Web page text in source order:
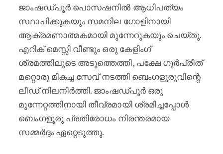
ജാംഷഡ്പൂർ പൊസഷനിൽ ആധിപത്യം
സ്ഥാപിക്കുകയും സമനില ഗോളിനായി
ആക്രമണാത്മകമായി മുന്നേറുകയും ചെയ്തു.
എറിക് മെസ്സി വീണ്ടും ഒരു കേളിംഗ്
ശ്രമത്തിലൂടെ അടുത്തെത്തി, പക്ഷേ ഗുർപ്രീത്
മറ്റൊരു മികച്ച സേവ് നടത്തി ബെംഗളൂരുവിന്റെ
ലീഡ് നിലനിർത്തി. ജാംഷഡ്പൂർ ഒരു
മുന്നേറ്റത്തിനായി തീവ്രമായി ശ്രമിച്ചപ്പോൾ
ബെംഗളൂരു പ്രതിരോധം നിരന്തരമായ
സമ്മർദ്ദം ഏറ്റെടുത്തു.